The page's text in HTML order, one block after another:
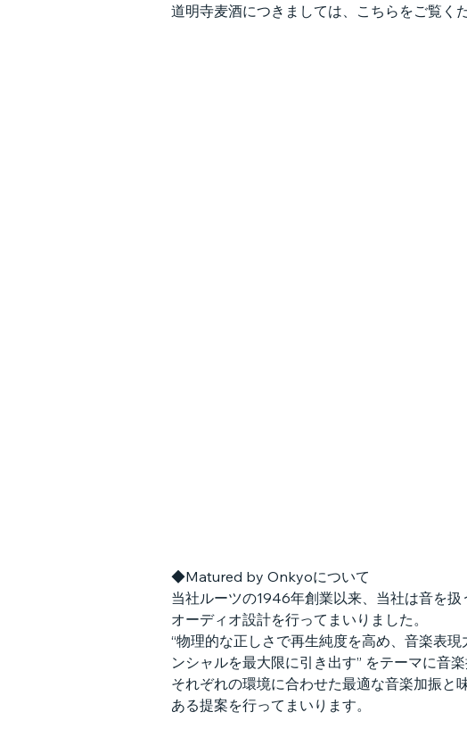
道明寺麦酒につきましては、こちらをご覧く
◆Matured by Onkyoについて
当社ルーツの1946年創業以来、当社は音を
オーディオ設計を行ってまいりました。
“物理的な正しさで再生純度を高め、音楽表
ンシャルを最大限に引き出す” をテーマに音
それぞれの環境に合わせた最適な音楽加振
ある提案を行ってまいります。